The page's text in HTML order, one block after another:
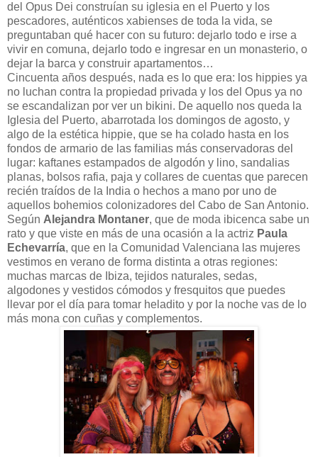
del Opus Dei construían su iglesia en el Puerto y los
pescadores, auténticos xabienses de toda la vida, se
preguntaban qué hacer con su futuro: dejarlo todo e irse a
vivir en comuna, dejarlo todo e ingresar en un monasterio, o
dejar la barca y construir apartamentos…
Cincuenta años después, nada es lo que era: los hippies ya
no luchan contra la propiedad privada y los del Opus ya no
se escandalizan por ver un bikini. De aquello nos queda la
Iglesia del Puerto, abarrotada los domingos de agosto, y
algo de la estética hippie, que se ha colado hasta en los
fondos de armario de las familias más conservadoras del
lugar: kaftanes estampados de algodón y lino, sandalias
planas, bolsos rafia, paja y collares de cuentas que parecen
recién traídos de la India o hechos a mano por uno de
aquellos bohemios colonizadores del Cabo de San Antonio.
Según Alejandra Montaner, que de moda ibicenca sabe un
rato y que viste en más de una ocasión a la actriz Paula
Echevarría, que en la Comunidad Valenciana las mujeres
vestimos en verano de forma distinta a otras regiones:
muchas marcas de Ibiza, tejidos naturales, sedas,
algodones y vestidos cómodos y fresquitos que puedes
llevar por el día para tomar heladito y por la noche vas de lo
más mona con cuñas y complementos.